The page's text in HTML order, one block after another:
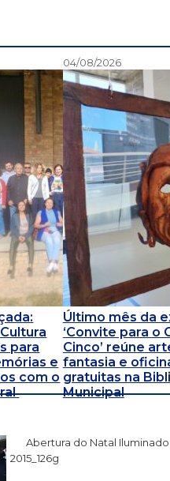
para
e
com o
04/08/2026
Último mês da
‘Convite para o
Cinco’ reúne
fantasia e
gratuitas na
Municipal
Abertura do Natal Iluminado
2015_126g